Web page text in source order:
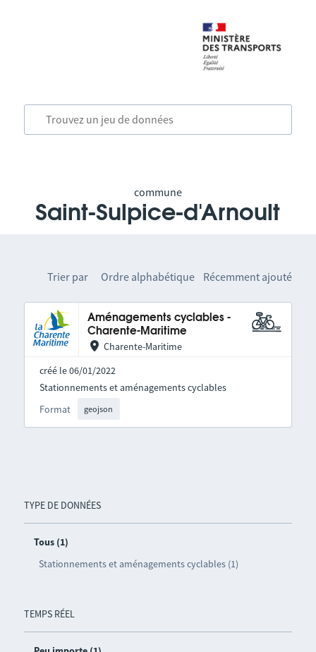
commune
Saint-Sulpice-d'Arnoult
TYPE DE DONNÉES
Tous (1)
Stationnements et aménagements cyclables (1)
TEMPS RÉEL
Trier par Ordre alphabétique Récemment ajouté
Aménagements cyclables -
Charente-Maritime
Charente-Maritime
créé le 06/01/2022
Format geojson
Stationnements et aménagements cyclables